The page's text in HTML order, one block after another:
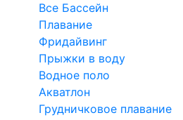
Все Бассейн
Плавание
Фридайвинг
Прыжки в воду
Водное поло
Акватлон
Грудничковое плавание